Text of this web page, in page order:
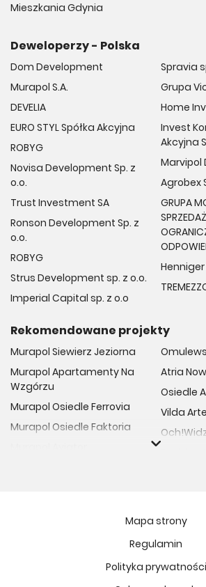
Mieszkania Gdynia
Deweloperzy - Polska
Dom Development
Murapol S.A.
DEVELIA
EURO STYL Spółka Akcyjna
ROBYG
Novisa Development Sp. z
o.o.
Trust Investment SA
Ronson Development Sp. z
o.o.
ROBYG
Strus Development sp. z o.o.
Imperial Capital sp. z o.o
Spravia
Grupa
Home
Invest
Akcyjna
Marvipol
Agrobex
GRUPA
Rekomendowane projekty
Murapol Siewierz Jeziorna
Murapol Apartamenty Na
Wzgórzu
Murapol Osiedle Ferrovia
Murapol Osiedle Faktoria
Murapol Osiedle Szafirove
Atria
Osiedle
Vilda Arte
Fort
Mapa strony
Regulamin
Polityka prywatności